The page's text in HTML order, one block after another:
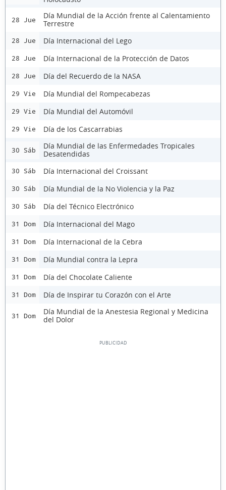
28 Jue
Día Mundial de la Acción frente al Calentamiento
Terrestre
28 Jue Día Internacional del Lego
28 Jue Día Internacional de la Protección de Datos
28 Jue Día del Recuerdo de la NASA
29 Vie Día Mundial del Rompecabezas
29 Vie Día Mundial del Automóvil
29 Vie Día de los Cascarrabias
30 Sáb
Día Mundial de las Enfermedades Tropicales
Desatendidas
30 Sáb Día Internacional del Croissant
30 Sáb Día Mundial de la No Violencia y la Paz
30 Sáb Día del Técnico Electrónico
31 Dom Día Internacional del Mago
31 Dom Día Internacional de la Cebra
31 Dom Día Mundial contra la Lepra
31 Dom Día del Chocolate Caliente
31 Dom Día de Inspirar tu Corazón con el Arte
31 Dom
Día Mundial de la Anestesia Regional y Medicina
del Dolor